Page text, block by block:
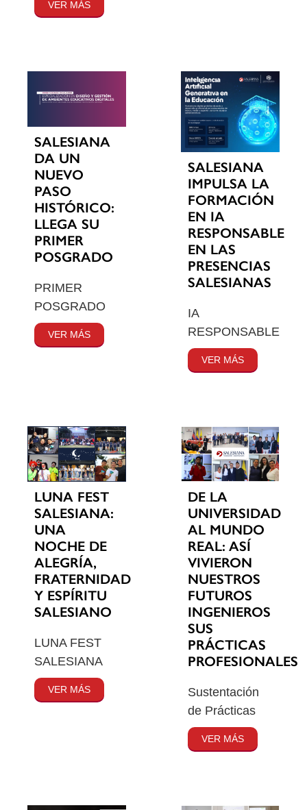
VER MÁS
SALESIANA
DA UN
NUEVO
PASO
HISTÓRICO:
LLEGA SU
PRIMER
POSGRADO
PRIMER
POSGRADO
VER MÁS
SALESIANA
IMPULSA LA
FORMACIÓN
EN IA
RESPONSABLE
EN LAS
PRESENCIAS
SALESIANAS
IA
RESPONSABLE
VER MÁS
LUNA FEST
SALESIANA:
UNA
NOCHE DE
ALEGRÍA,
FRATERNIDAD
Y ESPÍRITU
SALESIANO
LUNA FEST
SALESIANA
VER MÁS
DE LA
UNIVERSIDAD
AL MUNDO
REAL: ASÍ
VIVIERON
NUESTROS
FUTUROS
INGENIEROS
SUS
PRÁCTICAS
PROFESIONALES
Sustentación
de Prácticas
VER MÁS